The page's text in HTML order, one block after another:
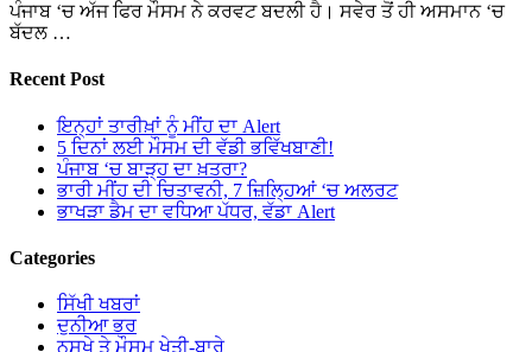
ਪੰਜਾਬ ‘ਚ ਅੱਜ ਫਿਰ ਮੌਸਮ ਨੇ ਕਰਵਟ ਬਦਲੀ ਹੈ। ਸਵੇਰ ਤੋਂ ਹੀ ਅਸਮਾਨ ‘ਚ
ਬੱਦਲ …
Recent Post
ਇਨ੍ਹਾਂ ਤਾਰੀਖ਼ਾਂ ਨੂੰ ਮੀਂਹ ਦਾ Alert
5 ਦਿਨਾਂ ਲਈ ਮੌਸਮ ਦੀ ਵੱਡੀ ਭਵਿੱਖਬਾਣੀ!
ਪੰਜਾਬ ‘ਚ ਬਾੜ੍ਹ ਦਾ ਖ਼ਤਰਾ?
ਭਾਰੀ ਮੀਂਹ ਦੀ ਚਿਤਾਵਨੀ, 7 ਜ਼ਿਲ੍ਹਿਆਂ ‘ਚ ਅਲਰਟ
ਭਾਖੜਾ ਡੈਮ ਦਾ ਵਧਿਆ ਪੱਧਰ, ਵੱਡਾ Alert
Categories
ਸਿੱਖੀ ਖਬਰਾਂ
ਦੁਨੀਆ ਭਰ
ਨੁਸਖੇ ਤੇ ਮੌਸਮ ਖੇਤੀ-ਬਾਰੇ